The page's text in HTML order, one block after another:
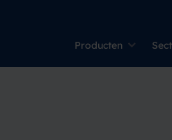
Producten